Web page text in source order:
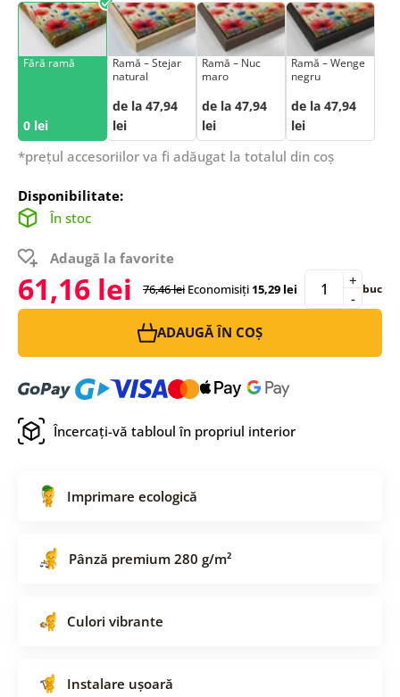
Fără ramă
0 lei
Ramă – Stejar
natural
de la 47,94
lei
Ramă – Nuc
maro
de la 47,94
lei
Ramă – Wenge
negru
de la 47,94
lei
*prețul accesoriilor va fi adăugat la totalul din coș
Disponibilitate:
În stoc
Adaugă la favorite
61,16 lei 76,46 lei Economisiți15,29 lei -
+ buc
ADAUGĂ ÎN COȘ
Încercați-vă tabloul în propriul interior
Imprimare ecologică
Pânză premium 280 g/m²
Culori vibrante
Instalare ușoară